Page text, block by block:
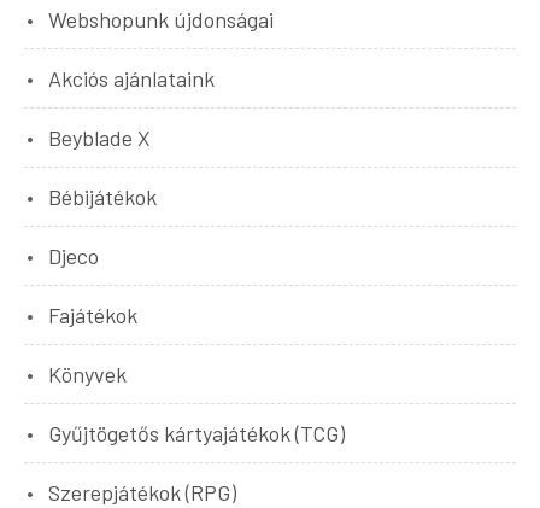
Webshopunk újdonságai
Akciós ajánlataink
Beyblade X
Bébijátékok
Djeco
Fajátékok
Könyvek
Gyűjtögetős kártyajátékok (TCG)
Szerepjátékok (RPG)